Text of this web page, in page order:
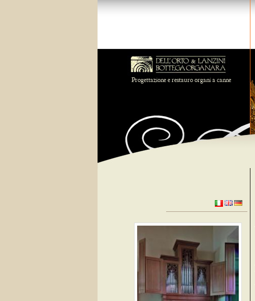
Progettazione e restauro organi a canne